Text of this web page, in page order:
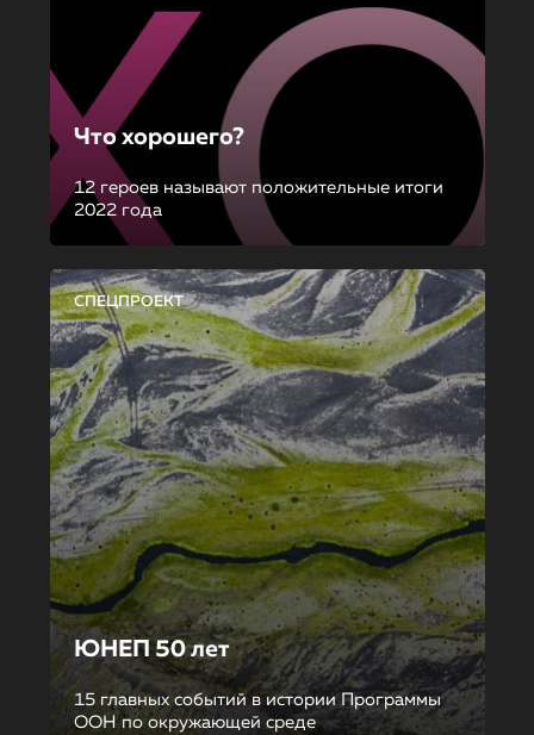
Что хорошего?
12 героев называют положительные итоги
2022 года
СПЕЦПРОЕКТ
ЮНЕП 50 лет
15 главных событий в истории Программы
ООН по окружающей среде